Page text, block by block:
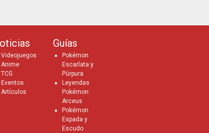
Videojuegos
Anime
TCG
Eventos
Artículos
Guías
Pokémon
Escarlata y
Púrpura
Leyendas
Pokémon:
Arceus
Pokémon
Espada y
Escudo